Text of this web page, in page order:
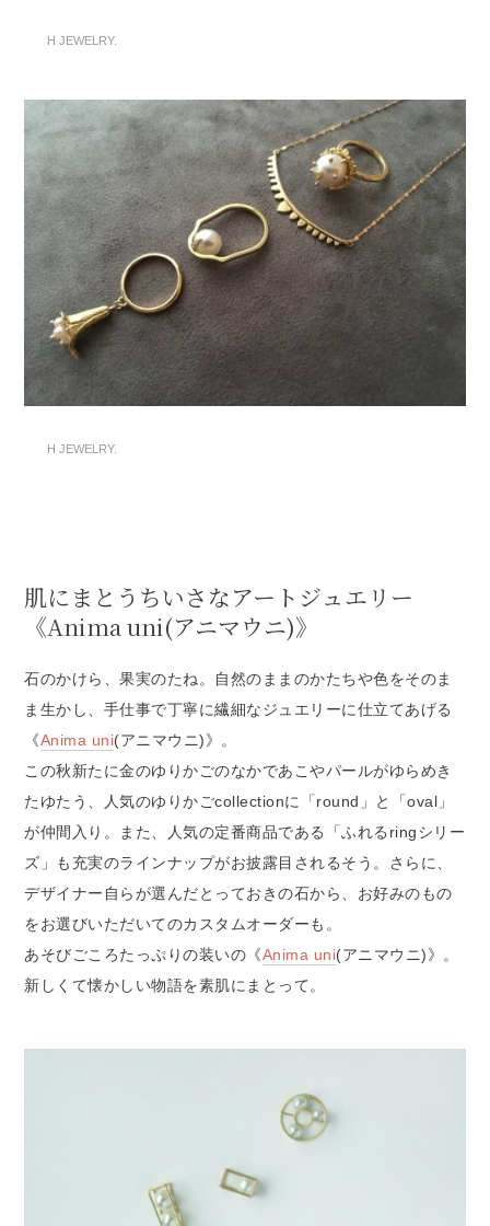
H JEWELRY.
H JEWELRY.
肌にまとうちいさなアートジュエリー
《Anima uni(アニマウニ)》
石のかけら、果実のたね。自然のままのかたちや色をそのま
ま生かし、手仕事で丁寧に繊細なジュエリーに仕立てあげる
《Anima uni(アニマウニ)》。
この秋新たに金のゆりかごのなかであこやパールがゆらめき
たゆたう、人気のゆりかごcollectionに「round」と「oval」
が仲間入り。また、人気の定番商品である「ふれるringシリー
ズ」も充実のラインナップがお披露目されるそう。さらに、
デザイナー自らが選んだとっておきの石から、お好みのもの
をお選びいただいてのカスタムオーダーも。
あそびごころたっぷりの装いの《Anima uni(アニマウニ)》。
新しくて懐かしい物語を素肌にまとって。